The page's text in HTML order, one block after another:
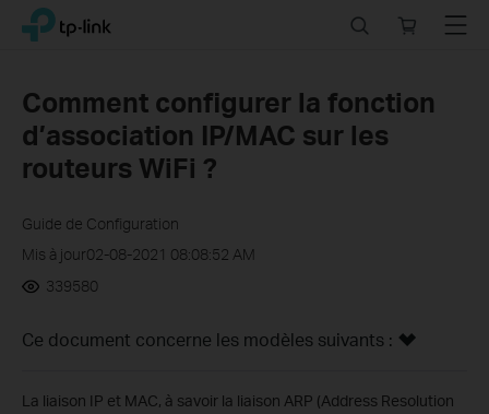
Click
navigation
TP-Link, Reliably Smart
store
Menu
Comment configurer la fonction
d’association IP/MAC sur les
routeurs WiFi ?
Guide de Configuration
Mis à jour02-08-2021 08:08:52 AM
339580
Ce document concerne les modèles suivants :
La liaison IP et MAC, à savoir la liaison ARP (Address Resolution